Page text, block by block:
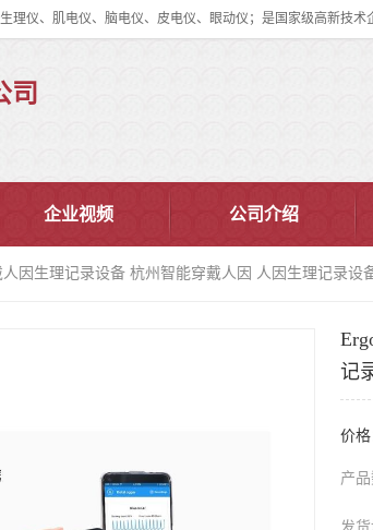
司
企业视频 公司介绍
因生理记录设备 杭州智能穿戴人因 人因生理记录设
记
价格
产品